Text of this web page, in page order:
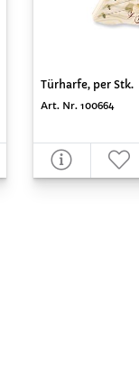
Türharfe, per Stk.
Art. Nr. 100664